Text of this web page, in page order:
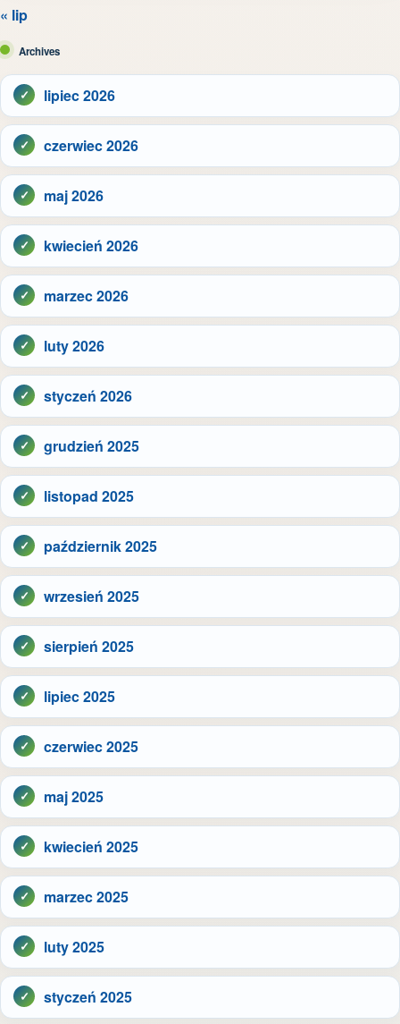
« lip
Archives
lipiec 2026
czerwiec 2026
maj 2026
kwiecień 2026
marzec 2026
luty 2026
styczeń 2026
grudzień 2025
listopad 2025
październik 2025
wrzesień 2025
sierpień 2025
lipiec 2025
czerwiec 2025
maj 2025
kwiecień 2025
marzec 2025
luty 2025
styczeń 2025